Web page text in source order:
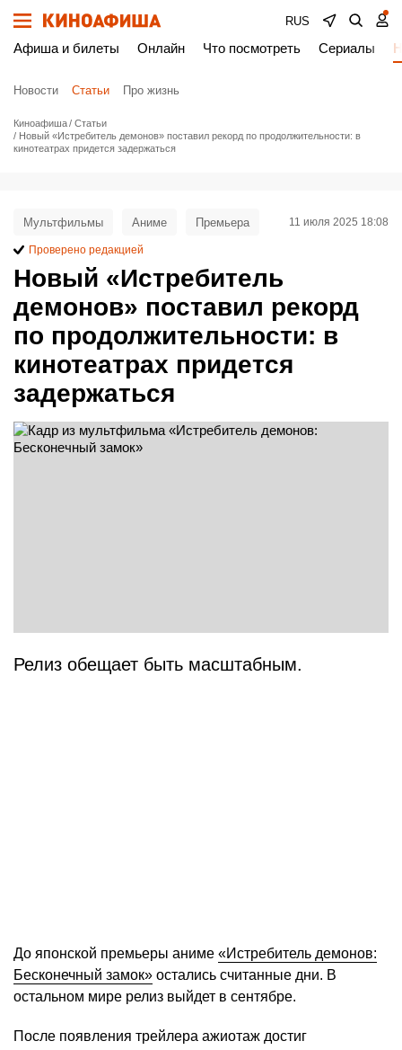
RUS
Афиша и билеты Онлайн Что посмотреть Сериалы
Новости Статьи Про жизнь
Киноафиша
Статьи
Новый «Истребитель демонов» поставил рекорд по продолжительности: в
кинотеатрах придется задержаться
Новый «Истребитель
демонов» поставил рекорд
по продолжительности: в
кинотеатрах придется
задержаться
Мультфильмы Аниме Премьера 11 июля 2025 18:08
Проверено редакцией
Релиз обещает быть масштабным.
До японской премьеры аниме «Истребитель демонов:
Бесконечный замок» остались считанные дни. В
остальном мире релиз выйдет в сентябре.
После появления трейлера ажиотаж достиг